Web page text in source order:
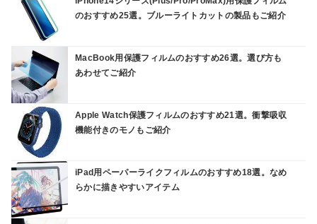
のおすすめ25選。ブルーライトカットの製品もご紹介
MacBook用保護フィルムのおすすめ26選。選び方も
あわせてご紹介
Apple Watch保護フィルムのおすすめ21選。衝撃吸収
機能付きのモノもご紹介
iPad用ペーパーライクフィルムのおすすめ18選。なめ
らかに描きやすいアイテム